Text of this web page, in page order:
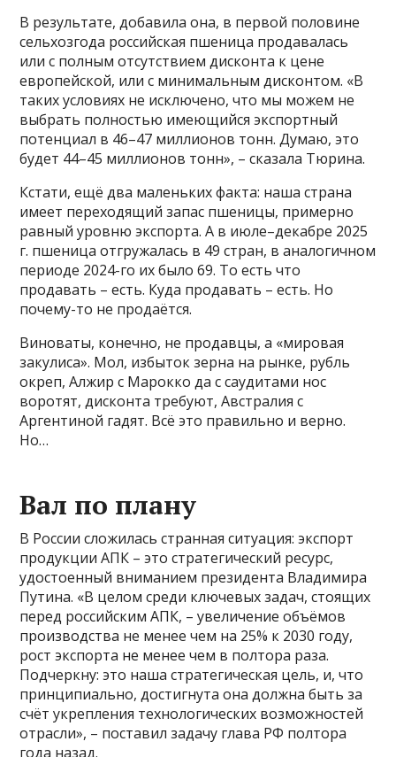
В результате, добавила она, в первой половине
сельхозгода российская пшеница продавалась
или с полным отсутствием дисконта к цене
европейской, или с минимальным дисконтом. «В
таких условиях не исключено, что мы можем не
выбрать полностью имеющийся экспортный
потенциал в 46–47 миллионов тонн. Думаю, это
будет 44–45 миллионов тонн», – сказала Тюрина.
Кстати, ещё два маленьких факта: наша страна
имеет переходящий запас пшеницы, примерно
равный уровню экспорта. А в июле–декабре 2025
г. пшеница отгружалась в 49 стран, в аналогичном
периоде 2024-го их было 69. То есть что
продавать – есть. Куда продавать – есть. Но
почему-то не продаётся.
Виноваты, конечно, не продавцы, а «мировая
закулиса». Мол, избыток зерна на рынке, рубль
окреп, Алжир с Марокко да с саудитами нос
воротят, дисконта требуют, Австралия с
Аргентиной гадят. Всё это правильно и верно.
Но…
Вал по плану
В России сложилась странная ситуация: экспорт
продукции АПК – это стратегический ресурс,
удостоенный вниманием президента Владимира
Путина. «В целом среди ключевых задач, стоящих
перед российским АПК, – увеличение объёмов
производства не менее чем на 25% к 2030 году,
рост экспорта не менее чем в полтора раза.
Подчеркну: это наша стратегическая цель, и, что
принципиально, достигнута она должна быть за
счёт укрепления технологических возможностей
отрасли», – поставил задачу глава РФ полтора
года назад.